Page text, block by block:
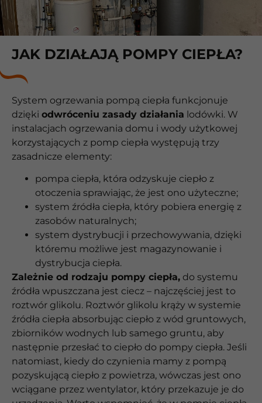
JAK DZIAŁAJĄ POMPY CIEPŁA?
System ogrzewania pompą ciepła funkcjonuje
dzięki odwróceniu zasady działania lodówki. W
instalacjach ogrzewania domu i wody użytkowej
korzystających z pomp ciepła występują trzy
zasadnicze elementy:
pompa ciepła, która odzyskuje ciepło z
otoczenia sprawiając, że jest ono użyteczne;
system źródła ciepła, który pobiera energię z
zasobów naturalnych;
system dystrybucji i przechowywania, dzięki
któremu możliwe jest magazynowanie i
dystrybucja ciepła.
Zależnie od rodzaju pompy ciepła, do systemu
źródła wpuszczana jest ciecz – najczęściej jest to
roztwór glikolu. Roztwór glikolu krąży w systemie
źródła ciepła absorbując ciepło z wód gruntowych,
zbiorników wodnych lub samego gruntu, aby
następnie przesłać to ciepło do pompy ciepła. Jeśli
natomiast, kiedy do czynienia mamy z pompą
pozyskującą ciepło z powietrza, wówczas jest ono
wciągane przez wentylator, który przekazuje je do